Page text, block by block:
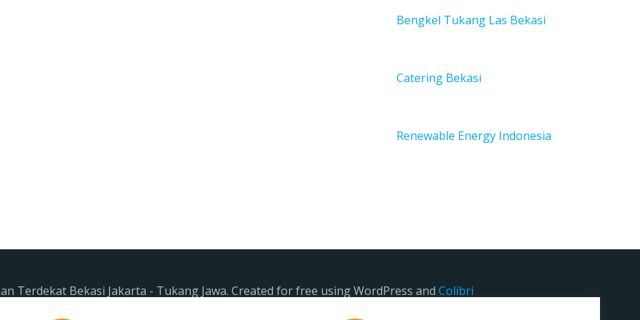
Bengkel Tukang Las Bekasi
Catering Bekasi
Renewable Energy Indonesia
Terdekat Bekasi Jakarta - Tukang Jawa. Created for free using WordPress and Colibri